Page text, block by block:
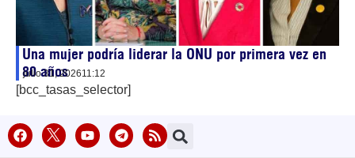
Una mujer podría liderar la ONU por primera vez en
80 años
julio 31, 202611:12
[bcc_tasas_selector]